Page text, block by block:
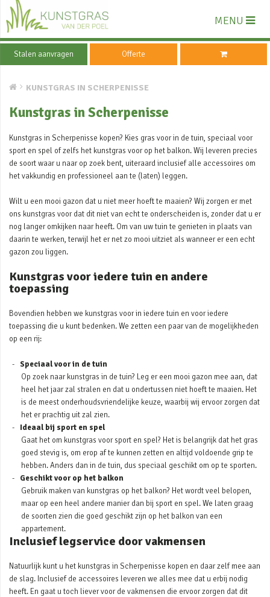
MENU
Stalen aanvragen Offerte
KUNSTGRAS IN SCHERPENISSE
Kunstgras in Scherpenisse
Kunstgras in Scherpenisse kopen? Kies gras voor in de tuin, speciaal voor
sport en spel of zelfs het kunstgras voor op het balkon. Wij leveren precies
de soort waar u naar op zoek bent, uiteraard inclusief alle accessoires om
het vakkundig en professioneel aan te (laten) leggen.
Wilt u een mooi gazon dat u niet meer hoeft te maaien? Wij zorgen er met
ons kunstgras voor dat dit niet van echt te onderscheiden is, zonder dat u er
nog langer omkijken naar heeft. Om van uw tuin te genieten in plaats van
daarin te werken, terwijl het er net zo mooi uitziet als wanneer er een echt
gazon zou liggen.
Kunstgras voor iedere tuin en andere
toepassing
Bovendien hebben we kunstgras voor in iedere tuin en voor iedere
toepassing die u kunt bedenken. We zetten een paar van de mogelijkheden
op een rij:
Speciaal voor in de tuin
Op zoek naar kunstgras in de tuin? Leg er een mooi gazon mee aan, dat
heel het jaar zal stralen en dat u ondertussen niet hoeft te maaien. Het
is de meest onderhoudsvriendelijke keuze, waarbij wij ervoor zorgen dat
het er prachtig uit zal zien.
Ideaal bij sport en spel
Gaat het om kunstgras voor sport en spel? Het is belangrijk dat het gras
goed stevig is, om erop af te kunnen zetten en altijd voldoende grip te
hebben. Anders dan in de tuin, dus speciaal geschikt om op te sporten.
Geschikt voor op het balkon
Gebruik maken van kunstgras op het balkon? Het wordt veel belopen,
maar op een heel andere manier dan bij sport en spel. We laten graag
de soorten zien die goed geschikt zijn op het balkon van een
appartement.
Inclusief legservice door vakmensen
Natuurlijk kunt u het kunstgras in Scherpenisse kopen en daar zelf mee aan
de slag. Inclusief de accessoires leveren we alles mee dat u erbij nodig
heeft. En gaat u toch liever voor de vakmensen die ervoor zorgen dat dit